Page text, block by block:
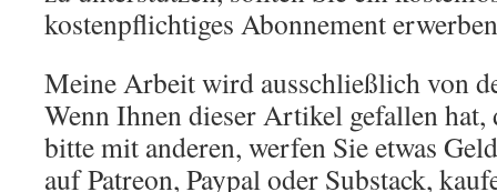
kostenpflichtiges Abonnement
Meine Arbeit wird ausschließlich von
Wenn Ihnen dieser Artikel gefallen hat,
bitte mit anderen, werfen Sie etwas
auf Patreon, Paypal oder Substack,